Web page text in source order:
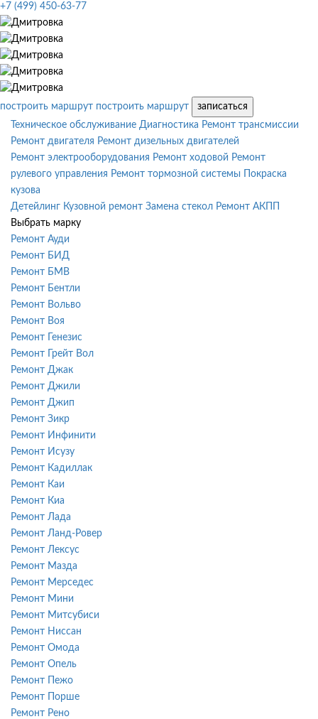
+7 (499) 450-63-77
построить маршрут построить маршрут
записаться
Техническое обслуживание Диагностика Ремонт трансмиссии
Ремонт двигателя Ремонт дизельных двигателей
Ремонт электрооборудования Ремонт ходовой Ремонт
рулевого управления Ремонт тормозной системы
Покраска
кузова
Детейлинг Кузовной ремонт Замена стекол Ремонт АКПП
Выбрать марку
Ремонт Ауди
Ремонт БИД
Ремонт БМВ
Ремонт Бентли
Ремонт Вольво
Ремонт Воя
Ремонт Генезис
Ремонт Грейт Вол
Ремонт Джак
Ремонт Джили
Ремонт Джип
Ремонт Зикр
Ремонт Инфинити
Ремонт Исузу
Ремонт Кадиллак
Ремонт Каи
Ремонт Киа
Ремонт Лада
Ремонт Ланд-Ровер
Ремонт Лексус
Ремонт Мазда
Ремонт Мерседес
Ремонт Мини
Ремонт Митсубиси
Ремонт Ниссан
Ремонт Омода
Ремонт Опель
Ремонт Пежо
Ремонт Порше
Ремонт Рено